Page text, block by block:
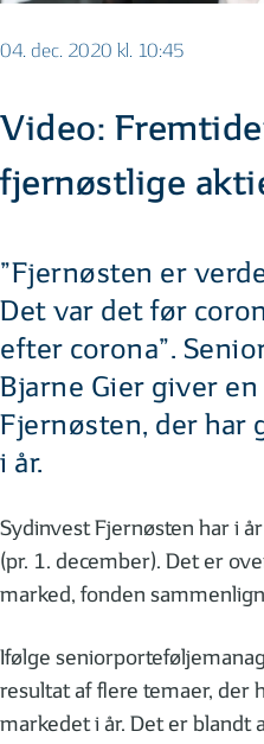
04. dec. 2020 kl. 10:45
Video:
fjernøstlige
”Fjernøsten er
Det var det før
efter corona”.
Bjarne Gier giver
Fjernøsten, der har
i år.
Sydinvest Fjernøsten har i
(pr. 1. december). Det er
marked, fonden
Ifølge
resultat af flere temaer, der
markedet i år. Det er blandt